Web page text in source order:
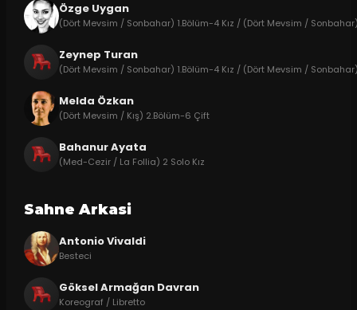
Özge Uygan
(Dört Mevsim / Sonbahar) 1.Bölüm-4 Kız / (Dört Mevsim /
Zeynep Turan
(Dört Mevsim / Sonbahar) 1.Bölüm-4 Kız / (Dört Mevsim /
Melda Özkan
(Dört Mevsim / Kış) 2.Bölüm-6 Çift
Bahanur Ayata
(Med-Cezir / La Follia) 2 Solo Kız
Sahne Arkasi
Antonio Vivaldi
Besteci
Göksel Armağan Davran
Koreograf / Libretto